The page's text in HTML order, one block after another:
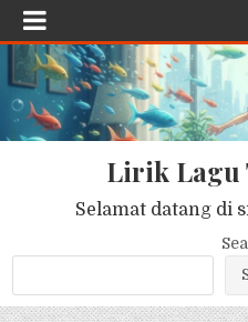
Lirik Lagu
Selamat datang di